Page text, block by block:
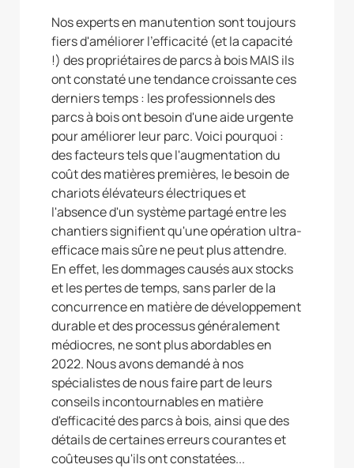
Nos experts en manutention sont toujours
fiers d'améliorer l'efficacité (et la capacité
!) des propriétaires de parcs à bois MAIS ils
ont constaté une tendance croissante ces
derniers temps : les professionnels des
parcs à bois ont besoin d'une aide urgente
pour améliorer leur parc. Voici pourquoi :
des facteurs tels que l'augmentation du
coût des matières premières, le besoin de
chariots élévateurs électriques et
l'absence d'un système partagé entre les
chantiers signifient qu'une opération ultra-
efficace mais sûre ne peut plus attendre.
En effet, les dommages causés aux stocks
et les pertes de temps, sans parler de la
concurrence en matière de développement
durable et des processus généralement
médiocres, ne sont plus abordables en
2022. Nous avons demandé à nos
spécialistes de nous faire part de leurs
conseils incontournables en matière
d'efficacité des parcs à bois, ainsi que des
détails de certaines erreurs courantes et
coûteuses qu'ils ont constatées...